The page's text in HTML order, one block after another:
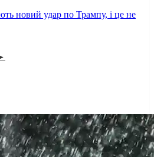
новий удар по Трампу, і це не